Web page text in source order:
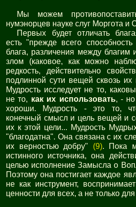
Мы можем
нумэнорцев науке слуг Моргота и
Первых будет отличать
есть "прежде всего
блага, различения между благим
злом (каковое, как можно
редкость, действительно
подлинной сути вещей сквозь их
Мудрость исследует не то,
не то, как их использовать, -
хороши. Мудрость - это то,
конечный смысл и цель вещей и
их к этой цели... Мудрость
"благодатна". Она связана с их
их верностью добру" (9). Пока
истинного источника, она
целью исполнение Замысла о
Поэтому она постигает каждое
не как инструмент,
ценности для всех, а не только